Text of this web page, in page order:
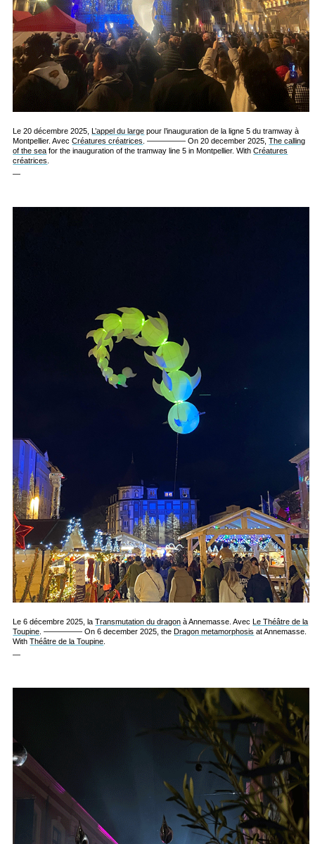
Le 20 décembre 2025, L’appel du large pour l’inauguration de la ligne 5 du tramway à
Montpellier. AvecCréatures créatrices. ————— On 20 december 2025,The calling
of the sea for the inauguration of the tramway line 5 in Montpellier. WithCréatures
créatrices.
—
Le 6 décembre 2025, laTransmutation du dragon à Annemasse. AvecLe Théâtre de la
Toupine . ————— On 6 december 2025, theDragon metamorphosis at Annemasse.
WithThéâtre de la Toupine
—